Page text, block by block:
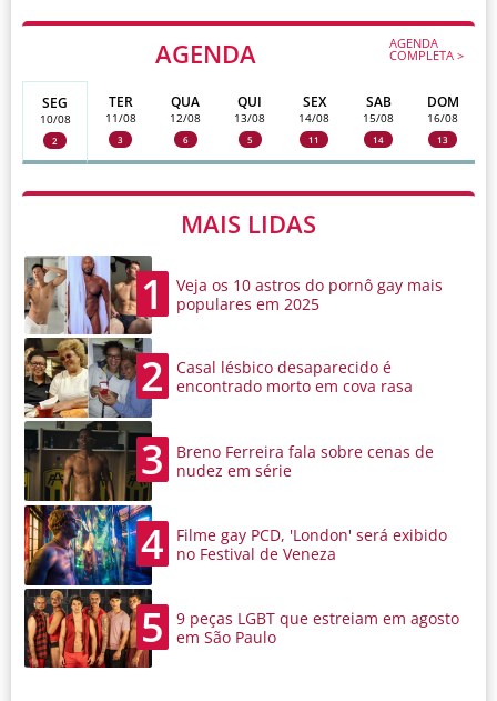
AGENDA AGENDA
COMPLETA >
SEG
10/08
2
TER
11/08
3
QUA
12/08
6
QUI
13/08
5
SEX
14/08
11
SAB
15/08
14
DOM
16/08
13
MAIS LIDAS
1
Veja os 10 astros do pornô gay mais
populares em 2025
2
Casal lésbico desaparecido é
encontrado morto em cova rasa
3
Breno Ferreira fala sobre cenas de
nudez em série
4
Filme gay PCD, 'London' será exibido
no Festival de Veneza
5
9 peças LGBT que estreiam em agosto
em São Paulo